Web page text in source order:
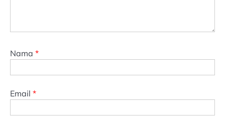
Nama *
Email *